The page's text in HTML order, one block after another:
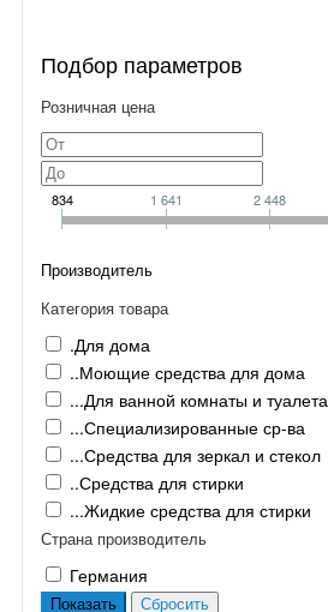
Подбор параметров
Розничная цена
834 1 641 2 448
Производитель
Категория товара
.Для дома
..Моющие средства для дома
...Для ванной комнаты и туалета
...Специализированные ср-ва
...Средства для зеркал и стекол
..Средства для стирки
...Жидкие средства для стирки
Страна производитель
Германия